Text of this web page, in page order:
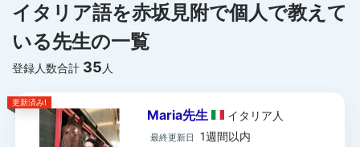
イタリア語を赤坂見附で個人で教えて
いる先生の一覧
登録人数合計 35 人
更新済み!
Maria先生 イタリア 人
最終更新日 1週間以内